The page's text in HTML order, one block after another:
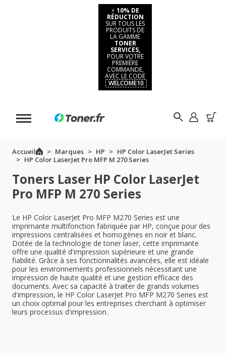
⚡ 10% DE
RÉDUCTION
SUR TOUS LES
PRODUITS DE
LA GAMME
TONER
SERVICES,
POUR VOTRE
PREMIÈRE
COMMANDE,
AVEC LE CODE
WELCOME10
Accueil Marques HP
HP Color LaserJet Series
HP Color LaserJet Pro MFP M 270 Series
Toners Laser HP Color LaserJet
Pro MFP M 270 Series
Le HP Color LaserJet Pro MFP M270 Series est une
imprimante multifonction fabriquée par HP, conçue pour des
impressions centralisées et homogènes en noir et blanc.
Dotée de la technologie de toner laser, cette imprimante
offre une qualité d'impression supérieure et une grande
fiabilité. Grâce à ses fonctionnalités avancées, elle est idéale
pour les environnements professionnels nécessitant une
impression de haute qualité et une gestion efficace des
documents. Avec sa capacité à traiter de grands volumes
d'impression, le HP Color LaserJet Pro MFP M270 Series est
un choix optimal pour les entreprises cherchant à optimiser
leurs processus d'impression.